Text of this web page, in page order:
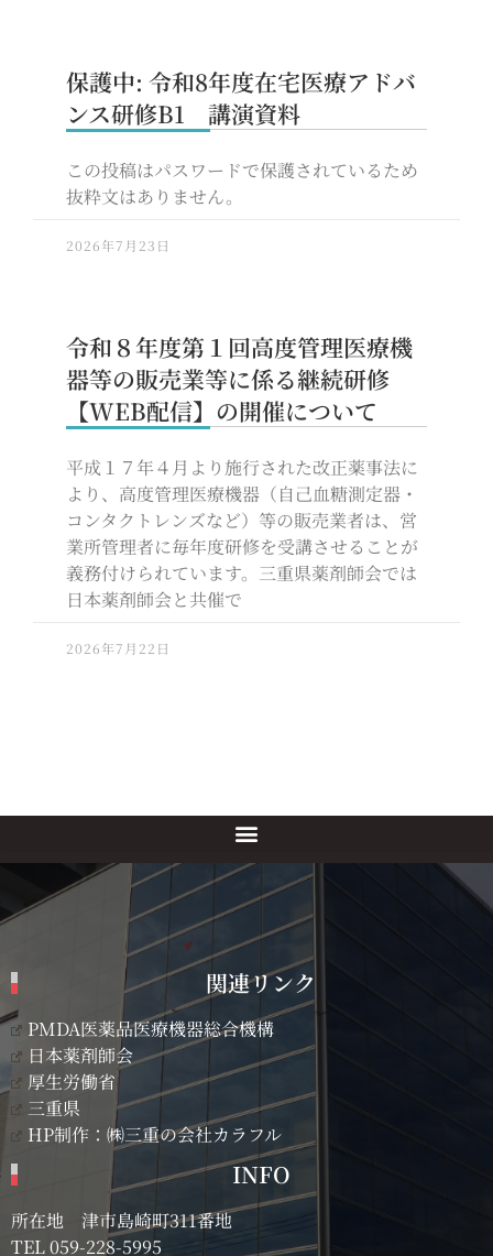
保護中: 令和8年度在宅医療アドバ
ンス研修B1 講演資料
この投稿はパスワードで保護されているため
抜粋文はありません。
2026年7月23日
令和８年度第１回高度管理医療機
器等の販売業等に係る継続研修
【WEB配信】の開催について
平成１７年４月より施行された改正薬事法に
より、高度管理医療機器（自己血糖測定器・
コンタクトレンズなど）等の販売業者は、営
業所管理者に毎年度研修を受講させることが
義務付けられています。三重県薬剤師会では
日本薬剤師会と共催で
2026年7月22日
関連リンク
PMDA医薬品医療機器総合機構
日本薬剤師会
厚生労働省
三重県
HP制作：㈱三重の会社カラフル
INFO
所在地 津市島崎町311番地
TEL059-228-5995